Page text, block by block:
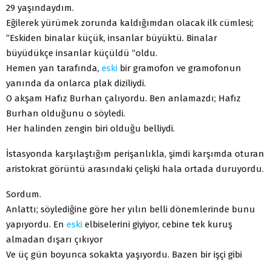
29 yaşındaydım.
Eğilerek yürümek zorunda kaldığımdan olacak ilk cümlesi;
“Eskiden binalar küçük, insanlar büyüktü. Binalar
büyüdükçe insanlar küçüldü “oldu.
Hemen yan tarafında, eski bir gramofon ve gramofonun
yanında da onlarca plak diziliydi.
O akşam Hafız Burhan çalıyordu. Ben anlamazdı; Hafız
Burhan olduğunu o söyledi.
Her halinden zengin biri olduğu belliydi.
İstasyonda karşılaştığım perişanlıkla, şimdi karşımda oturan
aristokrat görüntü arasındaki çelişki hala ortada duruyordu.
Sordum.
Anlattı; söylediğine göre her yılın belli dönemlerinde bunu
yapıyordu. En eski elbiselerini giyiyor, cebine tek kuruş
almadan dışarı çıkıyor
Ve üç gün boyunca sokakta yaşıyordu. Bazen bir işçi gibi